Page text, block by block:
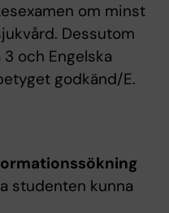
om minst
Dessutom
och Engelska
godkänd/E.
studenten kunna